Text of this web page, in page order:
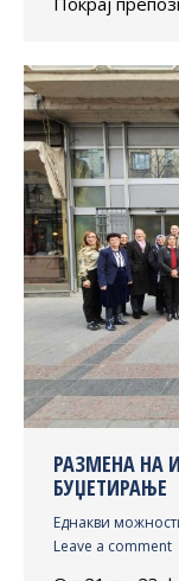
РАЗМЕНА НА
БУЏЕТИРАЊЕ
Еднакви
Leave a comment